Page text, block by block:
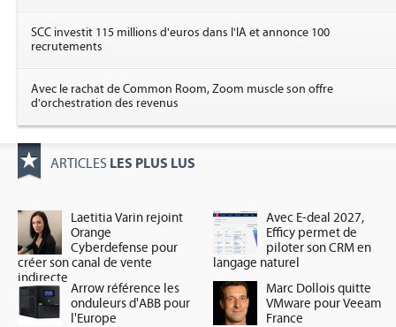
SCC investit 115 millions d'euros dans l'IA et annonce 100
recrutements
Avec le rachat de Common Room, Zoom muscle son offre
d'orchestration des revenus
ARTICLES LES PLUS LUS
Laetitia Varin rejoint
Orange
Cyberdefense pour
créer son canal de vente
indirecte
Avec E-deal 2027,
Efficy permet de
piloter son CRM en
langage naturel
Arrow référence les
onduleurs d'ABB pour
l'Europe
Marc Dollois quitte
VMware pour Veeam
France